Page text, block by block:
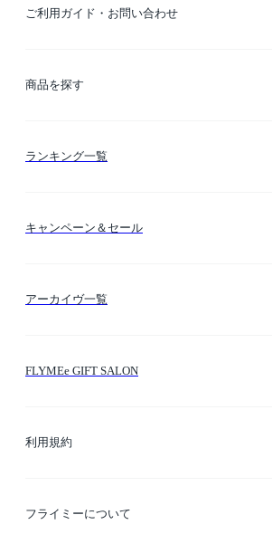
ご利用ガイド・お問い合わせ
ご利用ガイド
商品を探す
カテゴリー検索
ランキング一覧
キャンペーン＆セール
アーカイヴ一覧
FLYMEe GIFT SALON
利用規約
利用規約
フライミーについて